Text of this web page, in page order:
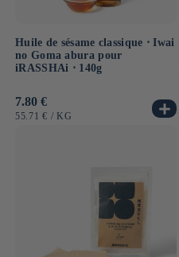
Huile de sésame classique ⋅ Iwai
no Goma abura pour
iRASSHAi ⋅ 140g
Prix
habituel
7.80 €
PRIX
55.71 € / PAR
KG